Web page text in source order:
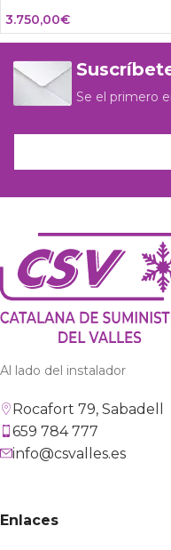
3.750,00€
Se el primero
Al lado del instalador
Rocafort 79, Sabadell
659 784 777
info@csvalles.es
Enlaces